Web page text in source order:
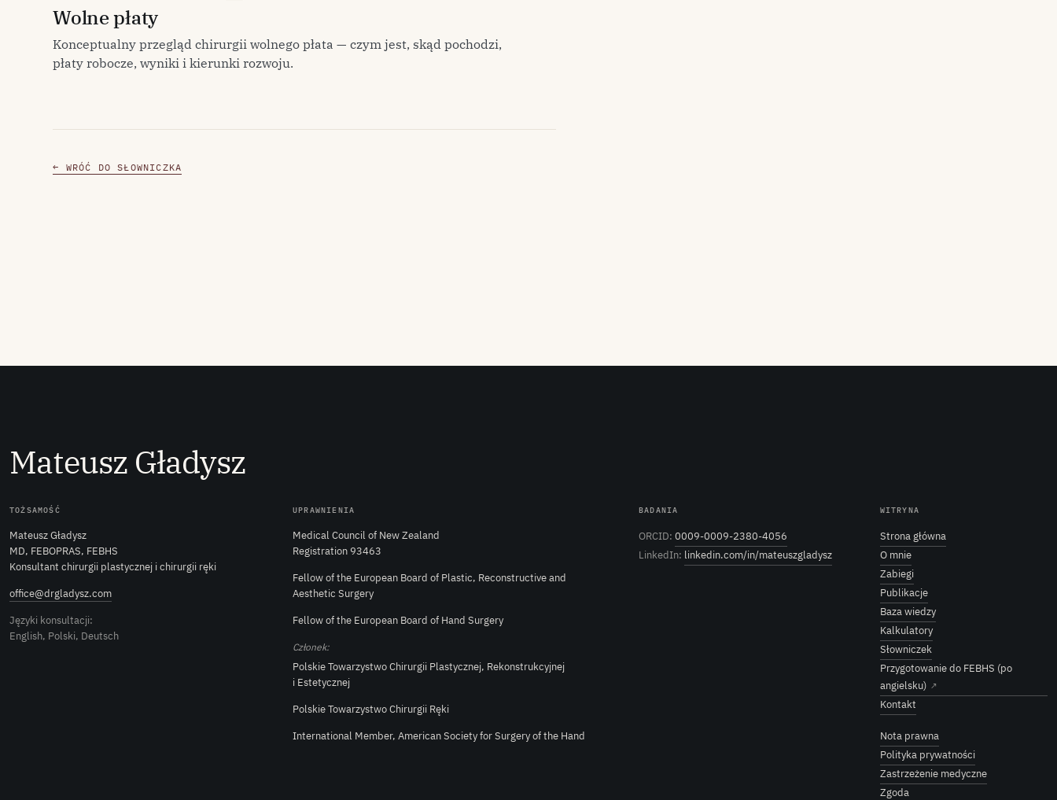
Wolne płaty
Konceptualny przegląd chirurgii wolnego płata — czym jest, skąd pochodzi,
płaty robocze, wyniki i kierunki rozwoju.
← WRÓĆ DO SŁOWNICZKA
Mateusz Gładysz
TOŻSAMOŚĆ
Mateusz Gładysz
MD, FEBOPRAS, FEBHS
Konsultant chirurgii plastycznej i chirurgii ręki
office@drgladysz.com
Języki konsultacji:
English, Polski, Deutsch
UPRAWNIENIA
Medical Council of New Zealand
Registration 93463
Fellow of the European Board of Plastic, Reconstructive and
Aesthetic Surgery
Fellow of the European Board of Hand Surgery
Członek:
Polskie Towarzystwo Chirurgii Plastycznej, Rekonstrukcyjnej
i Estetycznej
Polskie Towarzystwo Chirurgii Ręki
International Member, American Society for Surgery of the Hand
BADANIA
ORCID: 0009-0009-2380-4056
LinkedIn: linkedin.com/in/mateuszgladysz
WITRYNA
Strona główna
O mnie
Zabiegi
Publikacje
Baza wiedzy
Kalkulatory
Słowniczek
Przygotowanie do FEBHS (po
angielsku) ↗
Kontakt
Nota prawna
Polityka prywatności
Zastrzeżenie medyczne
Zgoda